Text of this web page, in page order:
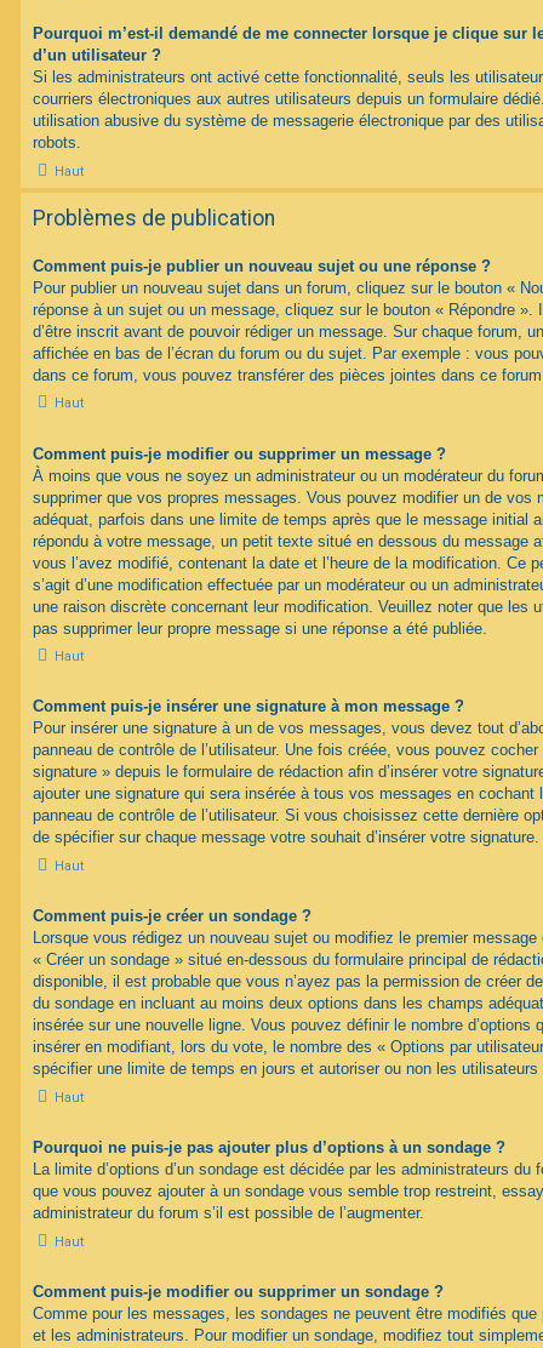
Pourquoi m’est-il demandé de me connecter lorsque je clique sur
d’un utilisateur ?
Si les administrateurs ont activé cette fonctionnalité, seuls les
courriers électroniques aux autres utilisateurs depuis un formulaire
utilisation abusive du système de messagerie électronique par des
robots.
Haut
Problèmes de publication
Comment puis-je publier un nouveau sujet ou une réponse ?
Pour publier un nouveau sujet dans un forum, cliquez sur le bouton «
réponse à un sujet ou un message, cliquez sur le bouton « Répondre
d’être inscrit avant de pouvoir rédiger un message. Sur chaque forum,
affichée en bas de l’écran du forum ou du sujet. Par exemple : vous
dans ce forum, vous pouvez transférer des pièces jointes dans ce
Haut
Comment puis-je modifier ou supprimer un message ?
À moins que vous ne soyez un administrateur ou un modérateur du
supprimer que vos propres messages. Vous pouvez modifier un de vos
adéquat, parfois dans une limite de temps après que le message initial
répondu à votre message, un petit texte situé en dessous du message
vous l’avez modifié, contenant la date et l’heure de la modification. Ce
s’agit d’une modification effectuée par un modérateur ou un
une raison discrète concernant leur modification. Veuillez noter que les
pas supprimer leur propre message si une réponse a été publiée.
Haut
Comment puis-je insérer une signature à mon message ?
Pour insérer une signature à un de vos messages, vous devez tout
panneau de contrôle de l’utilisateur. Une fois créée, vous pouvez
signature » depuis le formulaire de rédaction afin d’insérer votre
ajouter une signature qui sera insérée à tous vos messages en cochant
panneau de contrôle de l’utilisateur. Si vous choisissez cette dernière
de spécifier sur chaque message votre souhait d’insérer votre signature.
Haut
Comment puis-je créer un sondage ?
Lorsque vous rédigez un nouveau sujet ou modifiez le premier message
« Créer un sondage » situé en-dessous du formulaire principal de
disponible, il est probable que vous n’ayez pas la permission de créer
du sondage en incluant au moins deux options dans les champs
insérée sur une nouvelle ligne. Vous pouvez définir le nombre d’options
insérer en modifiant, lors du vote, le nombre des « Options par
spécifier une limite de temps en jours et autoriser ou non les
Haut
Pourquoi ne puis-je pas ajouter plus d’options à un sondage ?
La limite d’options d’un sondage est décidée par les administrateurs du
que vous pouvez ajouter à un sondage vous semble trop restreint,
administrateur du forum s’il est possible de l’augmenter.
Haut
Comment puis-je modifier ou supprimer un sondage ?
Comme pour les messages, les sondages ne peuvent être modifiés que
et les administrateurs. Pour modifier un sondage, modifiez tout